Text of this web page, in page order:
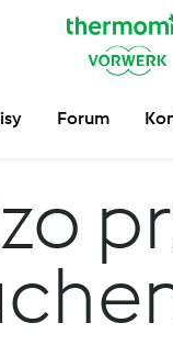
Forum